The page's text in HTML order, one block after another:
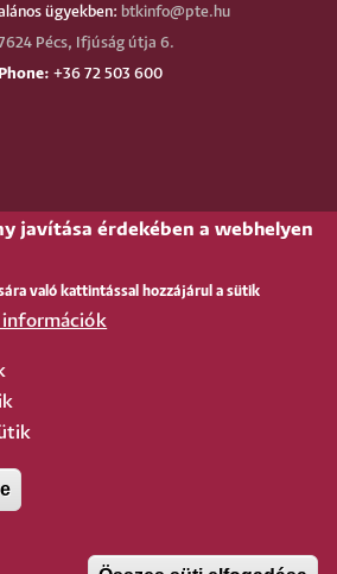
ügyekben: btkinfo@pte.hu
Pécs, Ifjúság útja 6.
Phone: +36 72 503 600
|
- 2020.
javítása érdekében a webhelyen
való kattintással hozzájárul a sütik
információk